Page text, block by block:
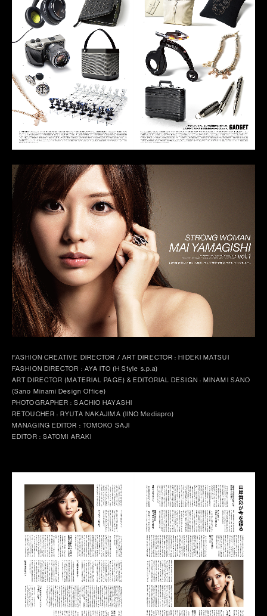
FASHION CREATIVE DIRECTOR / ART DIRECTOR : HIDEKI MATSUI
FASHION DIRECTOR : AYA ITO (H Style s.p.a)
ART DIRECTOR (MATERIAL PAGE) & EDITORIAL DESIGN : MINAMI SANO
(Sano Minami Design Office)
PHOTOGRAPHER : SACHIO HAYASHI
RETOUCHER : RYUTA NAKAJIMA (IINO Mediapro)
MANAGING EDITOR : TOMOKO SAJI
EDITOR : SATOMI ARAKI